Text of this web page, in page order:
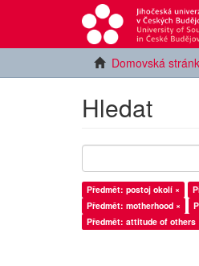
Domovská
Hledat
Předmět: postoj okolí ×
Předmět: motherhood ×
Předmět: attitude of others